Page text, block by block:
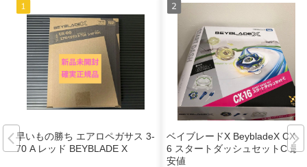
早いもの勝ち エアロペガサス 3-
70 A レッド BEYBLADE X
ベイブレードX BeybladeX CX-1
6 スタートダッシュセットC 最
安値